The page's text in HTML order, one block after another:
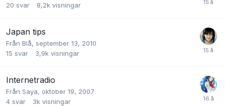
20 svar 8,2k visningar
Japan tips
Från Blå, september 13, 2010
15 svar 3,9k visningar
Internetradio
Från Saya, oktober 19, 2007
4 svar 3k visningar